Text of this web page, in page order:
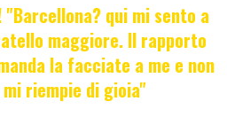
"Barcellona? qui mi sento a
maggiore. Il rapporto
la facciate a me e non
riempie di gioia"